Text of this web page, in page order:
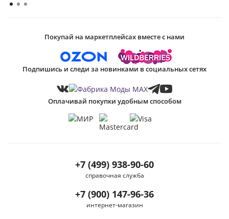
+7 (499) 938-90-60
справочная служба
+7 (900) 147-96-36
интернет-магазин
Покупай на маркетплейсах вместе с нами
Подпишись и следи за новинками в социальных сетях
Оплачивай покупки удобным способом